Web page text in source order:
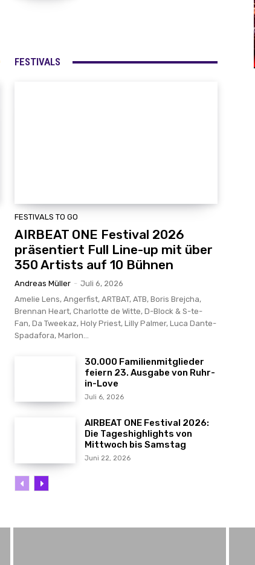
FESTIVALS
FESTIVALS TO GO
AIRBEAT ONE Festival 2026
präsentiert Full Line-up mit über
350 Artists auf 10 Bühnen
Andreas Müller - Juli 6, 2026
Amelie Lens, Angerfist, ARTBAT, ATB, Boris Brejcha,
Brennan Heart, Charlotte de Witte, D-Block & S-te-
Fan, Da Tweekaz, Holy Priest, Lilly Palmer, Luca Dante-
Spadafora, Marlon...
30.000 Familienmitglieder
feiern 23. Ausgabe von Ruhr-
in-Love
Juli 6, 2026
AIRBEAT ONE Festival 2026:
Die Tageshighlights von
Mittwoch bis Samstag
Juni 22, 2026